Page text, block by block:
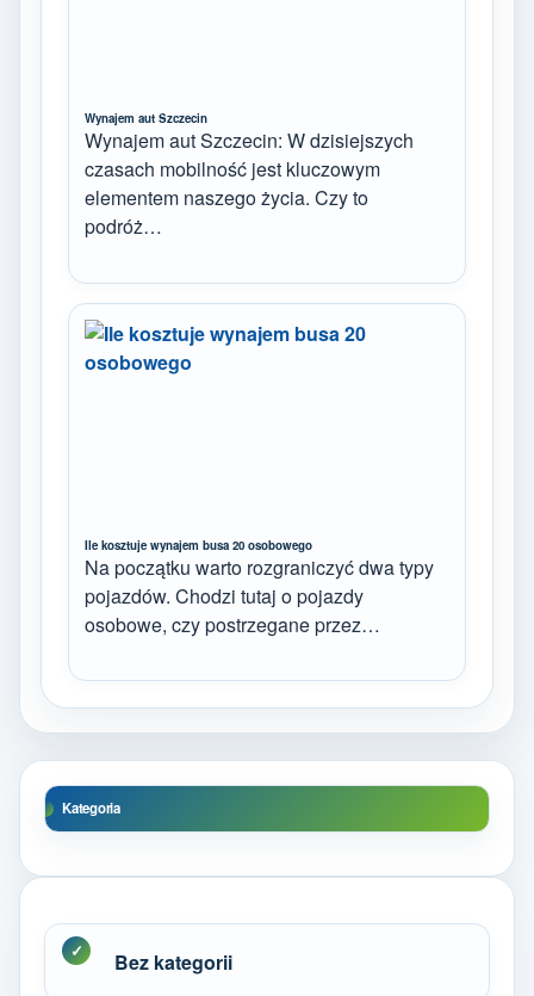
Wynajem aut Szczecin
Wynajem aut Szczecin: W dzisiejszych
czasach mobilność jest kluczowym
elementem naszego życia. Czy to
podróż…
Ile kosztuje wynajem busa 20 osobowego
Na początku warto rozgraniczyć dwa typy
pojazdów. Chodzi tutaj o pojazdy
osobowe, czy postrzegane przez…
Kategoria
Bez kategorii